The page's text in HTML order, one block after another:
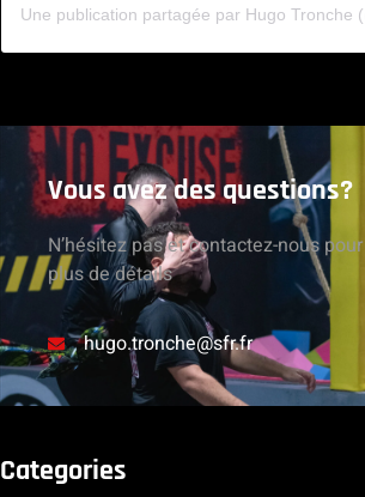
Vous avez des questions?
N’hésitez pas et contactez-nous pour
plus de détails
hugo.tronche@sfr.fr
Categories